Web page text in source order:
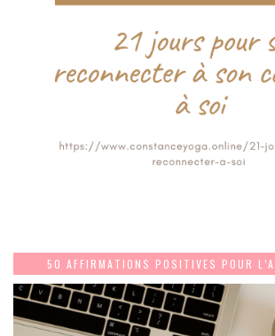
50 AFFIRMATIONS POSITIVES POUR